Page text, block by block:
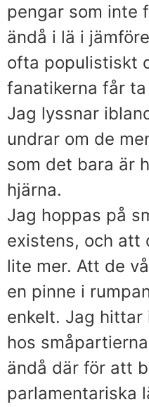
pengar som inte
ändå i lä i
ofta populistiskt
fanatikerna får
Jag lyssnar
undrar om de
som det bara är
hjärna.
Jag hoppas på
existens, och att
lite mer. Att de
en pinne i
enkelt. Jag hittar
hos
ändå där för att
parlamentariska